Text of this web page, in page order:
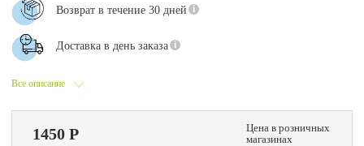
Все описание
Возврат в течение 30 дней
Доставка в день заказа
1450 Р
Цена в розничных
магазинах